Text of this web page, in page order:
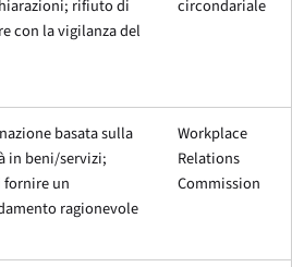
rifiuto di
con la vigilanza del
circondariale
basata sulla
in beni/servizi;
un
ragionevole
Workplace
Relations
Commission